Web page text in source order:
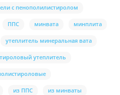
с пенополилистиролом
ППС минвата минплита
утеплитель минеральная вата
утеплитель
из ППС из минваты